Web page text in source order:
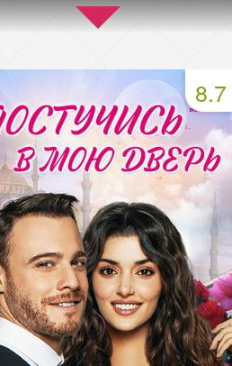
серия
47 серия
серия
51 серия
серия
55 серия
серия
59 серия
серия
63 серия
серия
67 серия
серия
71 серия
серия
75 серия
8.7